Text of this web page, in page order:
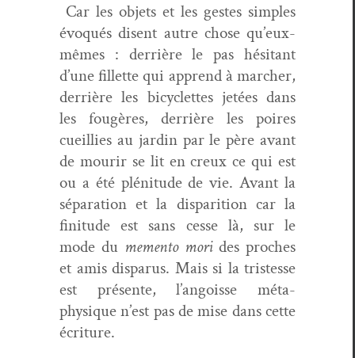
Car les objets et les gestes sim­ples
évo­qués dis­ent autre chose qu’eux-
mêmes : der­rière le pas hési­tant
d’une fil­lette qui apprend à marcher,
der­rière les bicy­clettes jetées dans
les fougères, der­rière les poires
cueil­lies au jardin par le père avant
de mourir se lit en creux ce qui est
ou a été pléni­tude de vie. Avant la
sépa­ra­tion et la dis­pari­tion car la
fini­tude est sans cesse là, sur le
mode du memen­to morides proches
et amis dis­parus. Mais si la tristesse
est présente, l’angoisse méta­
physique n’est pas de mise dans cette
écriture.